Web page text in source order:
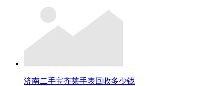
济南二手宝齐莱手表回收多少钱